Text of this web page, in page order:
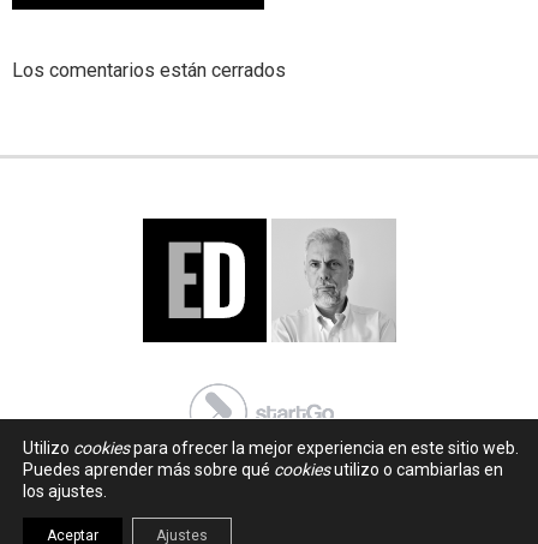
Los comentarios están cerrados
Utilizo cookiespara ofrecer la mejor experiencia en este sitio web.
Puedes aprender más sobre qué cookiesutilizo o cambiarlas en
los ajustes.
Aceptar Ajustes